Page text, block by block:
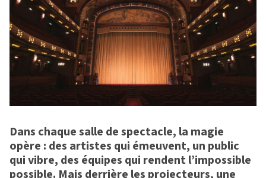
Dans chaque salle de spectacle, la magie
opère : des artistes qui émeuvent, un public
qui vibre, des équipes qui rendent l’impossible
possible. Mais derrière les projecteurs, une